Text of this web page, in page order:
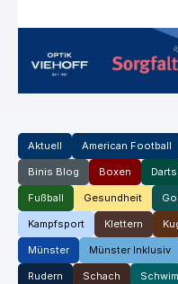
Aktuell American Football
Binis Blog Boxen Darts
Fußball Gesundheit
Kampfsport Klettern
Münster Münster Inklusiv
Rudern Schach